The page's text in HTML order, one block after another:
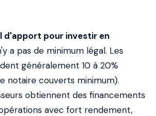
d'apport pour investir en
a pas de minimum légal. Les
généralement 10 à 20%
notaire couverts minimum).
obtiennent des financements
avec fort rendement,